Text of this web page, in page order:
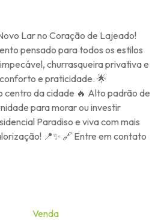
Lar no Coração de Lajeado!
pensado para todos os estilos
churrasqueira privativa e
e praticidade. 🌟
centro da cidade 🔥 Alto padrão de
para morar ou investir
Paradiso e viva com mais
📍✨ 🔗 Entre em contato
Venda